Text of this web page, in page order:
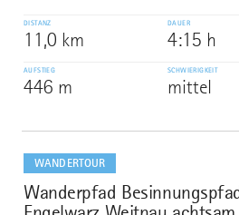
DISTANZ
11,0 km
DAUER
4:15 h
AUFSTIEG
446 m
SCHWIERIGKEIT
mittel
WANDERTOUR
9
Wanderpfad
dazu